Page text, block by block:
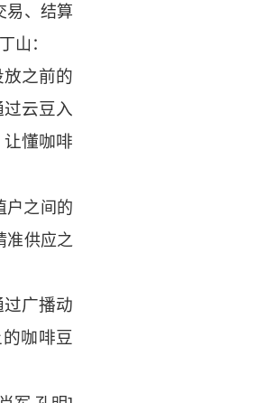
、结算
山：
之前的
云豆入
懂咖啡
之间的
准供应之
广播动
咖啡豆